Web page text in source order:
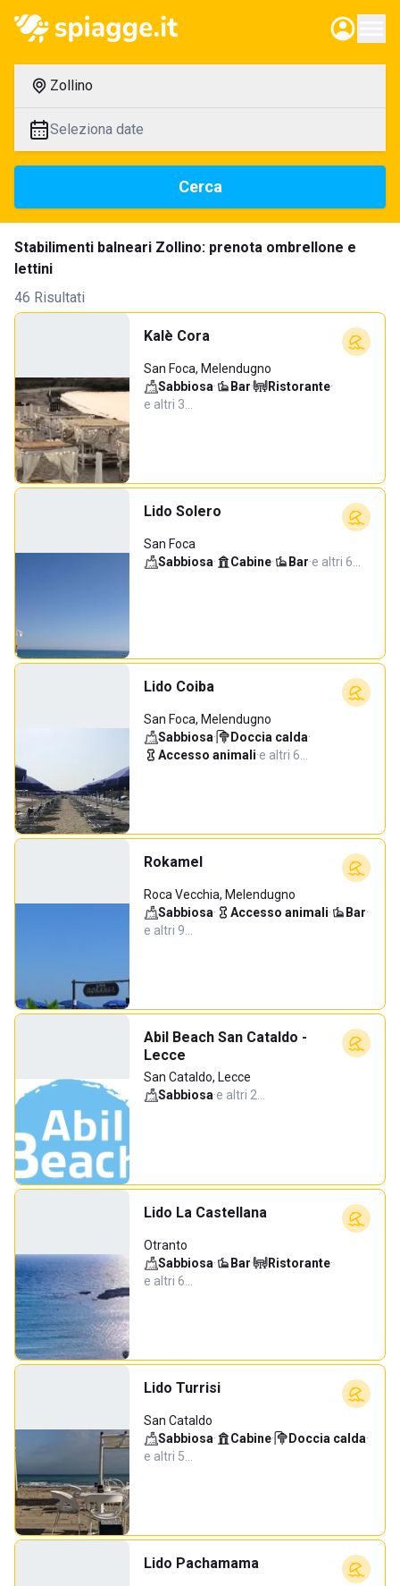
Zollino
Seleziona date
Cerca
Stabilimenti balneari Zollino: prenota ombrellone e
lettini
46 Risultati
Kalè Cora
San Foca, Melendugno
Sabbiosa· Bar· Ristorante·
e altri 3…
Lido Solero
San Foca
Sabbiosa· Cabine· Bar·e altri 6…
Lido Coiba
San Foca, Melendugno
Sabbiosa· Doccia calda·
Accesso animali·e altri 6…
Rokamel
Roca Vecchia, Melendugno
Sabbiosa· Accesso animali· Bar·
e altri 9…
Abil Beach San Cataldo -
Lecce
San Cataldo, Lecce
Sabbiosa·e altri 2…
Lido La Castellana
Otranto
Sabbiosa· Bar· Ristorante·
e altri 6…
Lido Turrisi
San Cataldo
Sabbiosa· Cabine· Doccia calda·
e altri 5…
Lido Pachamama